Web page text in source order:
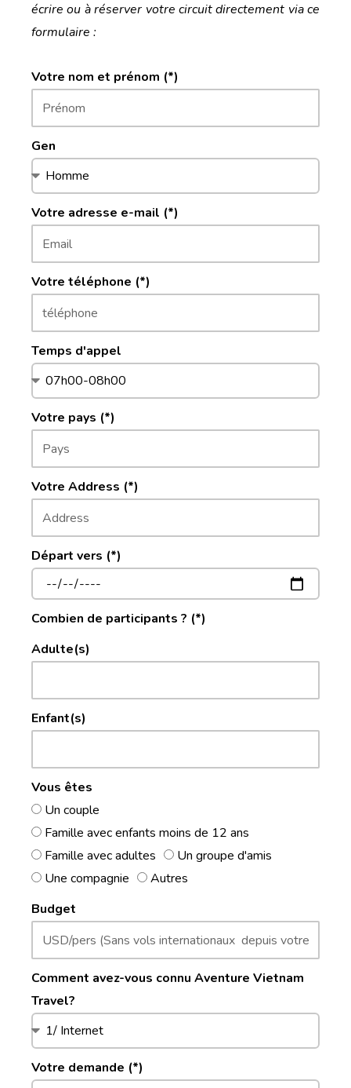
écrire ou à réserver votre circuit directement via ce
formulaire :
Votre nom et prénom (*)
Gen
Votre adresse e-mail (*)
Votre téléphone (*)
Temps d'appel
Votre pays (*)
Votre Address (*)
Départ vers (*)
Combien de participants ? (*)
Adulte(s)
Enfant(s)
Vous êtes
Un couple
Famille avec enfants moins de 12 ans
Famille avec adultes
Un groupe d'amis
Une compagnie
Autres
Budget
Comment avez-vous connu Aventure Vietnam
Travel?
Votre demande (*)